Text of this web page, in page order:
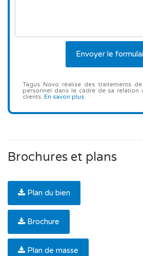
Tagus Novo réalise des traitements
personnel dans le cadre de sa relation
clients. En savoir plus
Brochures et plans
Plan du bien
Brochure
Plan de masse